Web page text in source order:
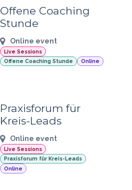
Offene Coaching
Stunde
Online event
Live Sessions
Offene Coaching Stunde
Online
Praxisforum für
Kreis-Leads
Online event
Live Sessions
Praxisforum für Kreis-Leads
Online